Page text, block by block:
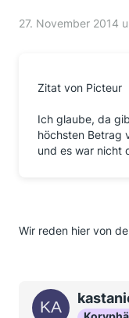
27. November 2014
Zitat von Picteur
Ich glaube, da
höchsten Betrag
und es war nicht
Wir reden hier von